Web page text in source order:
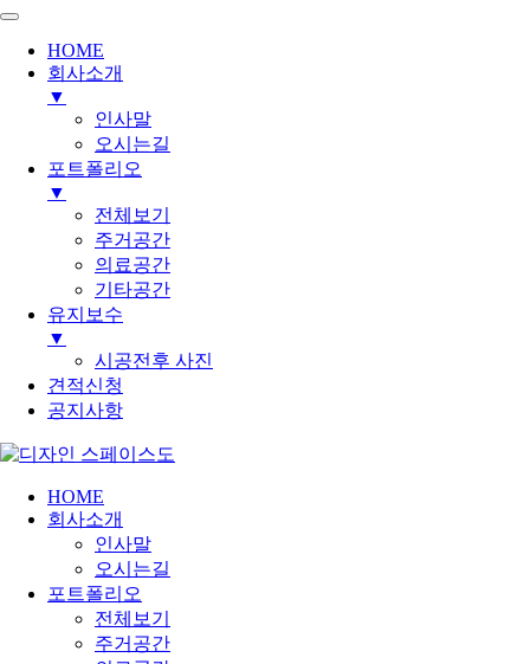
HOME
회사소개
▼
인사말
오시는길
포트폴리오
▼
전체보기
주거공간
의료공간
기타공간
유지보수
▼
시공전후 사진
견적신청
공지사항
HOME
회사소개
인사말
오시는길
포트폴리오
전체보기
주거공간